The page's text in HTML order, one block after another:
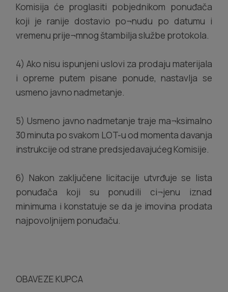
Komisija će proglasiti pobjednikom ponuđača
koji je ranije dostavio po¬nudu po datumu i
vremenu prije¬mnog štambilja službe protokola.
4) Ako nisu ispunjeni uslovi za prodaju materijala
i opreme putem pisane ponude, nastavlja se
usmeno javno nadmetanje.
5) Usmeno javno nadmetanje traje ma¬ksimalno
30 minuta po svakom LOT-u od momenta davanja
instrukcije od strane predsjedavajućeg Komisije.
6) Nakon zaključene licitacije utvrđuje se lista
ponuđača koji su ponudili ci¬jenu iznad
minimuma i konstatuje se da je imovina prodata
najpovoljnijem ponuđaču.
OBAVEZE KUPCA